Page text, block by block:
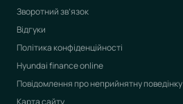
Зворотний зв’язок
Відгуки
Політика конфіденційності
Hyundai finance online
Повідомлення про неприйнятну поведінку
Карта сайту